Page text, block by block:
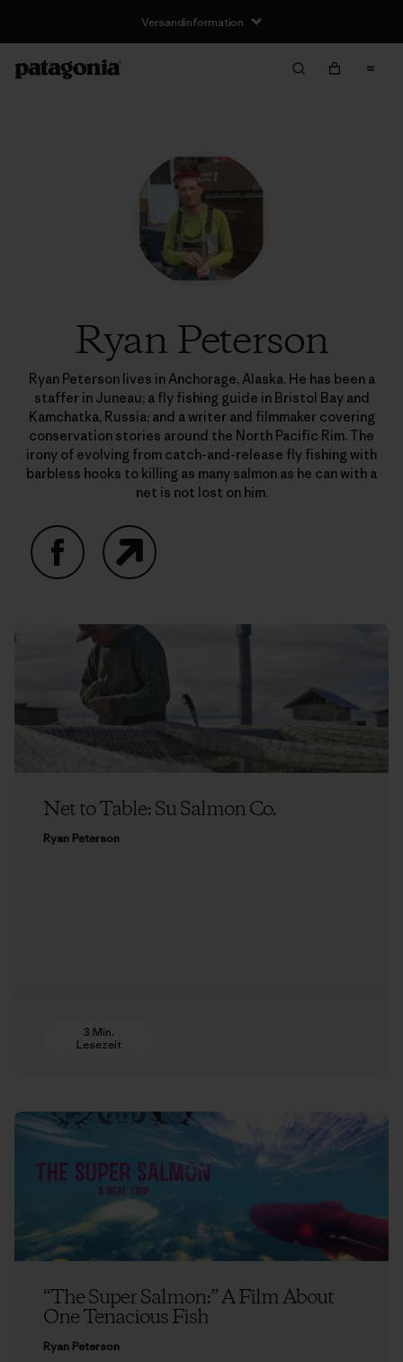
Versandinformation
Ryan Peterson
Ryan Peterson lives in Anchorage, Alaska. He has been a
staffer in Juneau; a fly fishing guide in Bristol Bay and
Kamchatka, Russia; and a writer and filmmaker covering
conservation stories around the North Pacific Rim. The
irony of evolving from catch-and-release fly fishing with
barbless hooks to killing as many salmon as he can with a
net is not lost on him.
Net to Table: Su Salmon Co.
Ryan Peterson
3 Min.
Lesezeit
“The Super Salmon:” A Film About
One Tenacious Fish
Ryan Peterson